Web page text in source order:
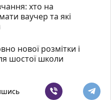
хто на
ваучер та які
нової розмітки і
шостої школи